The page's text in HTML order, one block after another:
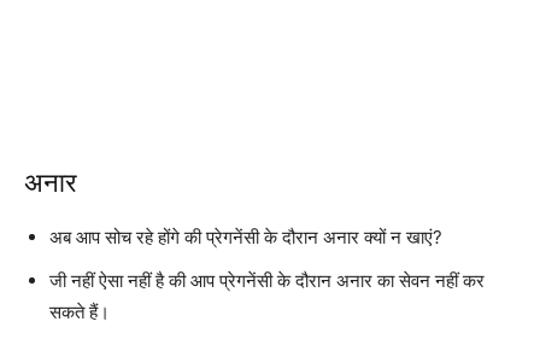
अनार
अब आप सोच रहे होंगे की प्रेगनेंसी के दौरान अनार क्यों न खाएं?
जी नहीं ऐसा नहीं है की आप प्रेगनेंसी के दौरान अनार का सेवन नहीं कर
सकते हैं।